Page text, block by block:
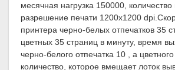
месячная нагрузка 150000, количество
разрешение печати 1200x1200
принтера черно-белых отпечатков 35
цветных 35 страниц в минуту, время
черно-белого отпечатка 10 , а
количество, которое вмещает лоток